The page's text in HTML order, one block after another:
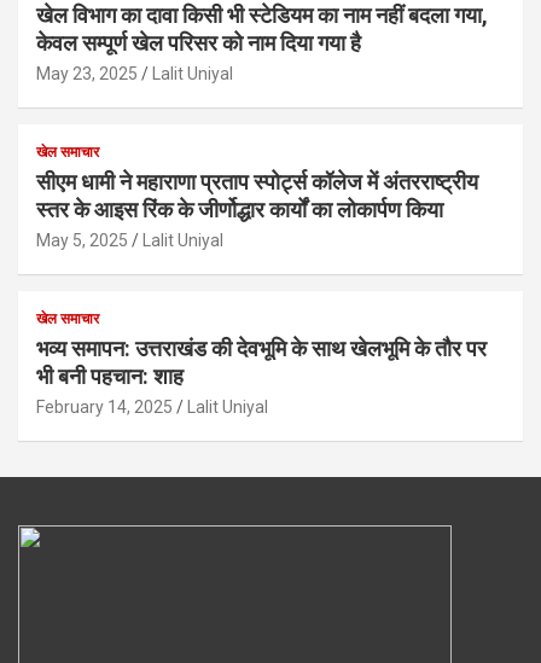
खेल विभाग का दावा किसी भी स्टेडियम का नाम नहीं बदला गया,
केवल सम्पूर्ण खेल परिसर को नाम दिया गया है
May 23, 2025 Lalit Uniyal
खेल समाचार
सीएम धामी ने महाराणा प्रताप स्पोर्ट्स कॉलेज में अंतरराष्ट्रीय
स्तर के आइस रिंक के जीर्णोद्धार कार्यों का लोकार्पण किया
May 5, 2025 Lalit Uniyal
खेल समाचार
भव्य समापन: उत्तराखंड की देवभूमि के साथ खेलभूमि के तौर पर
भी बनी पहचान: शाह
February 14, 2025 Lalit Uniyal